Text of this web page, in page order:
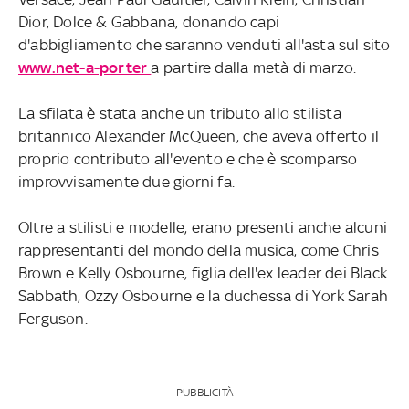
Dior, Dolce & Gabbana, donando capi
d'abbigliamento che saranno venduti all'asta sul sito
www.net-a-portera partire dalla metà di marzo.
La sfilata è stata anche un tributo allo stilista
britannico Alexander McQueen, che aveva offerto il
proprio contributo all'evento e che è scomparso
improvvisamente due giorni fa.
Oltre a stilisti e modelle, erano presenti anche alcuni
rappresentanti del mondo della musica, come Chris
Brown e Kelly Osbourne, figlia dell'ex leader dei Black
Sabbath, Ozzy Osbourne e la duchessa di York Sarah
Ferguson.
PUBBLICITÀ